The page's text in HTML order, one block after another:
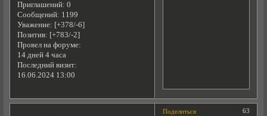
Приглашений: 0
Сообщений: 1199
Уважение: [+378/-6]
Позитив: [+783/-2]
Провел на форуме:
14 дней 4 часа
Последний визит:
16.06.2024 13:00
Поделиться
63